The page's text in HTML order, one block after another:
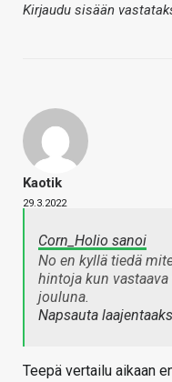
Kirjaudu sisään
Kaotik
29.3.2022
Corn_Holio sanoi
No en kyllä tiedä
hintoja kun
jouluna.
Napsauta
Teepä vertailu aikaan